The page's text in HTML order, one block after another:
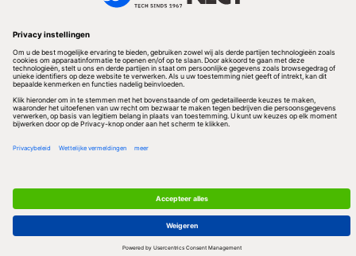
Volg ons
Redactionele partner
Algemene Voorwaarden & Copyrights